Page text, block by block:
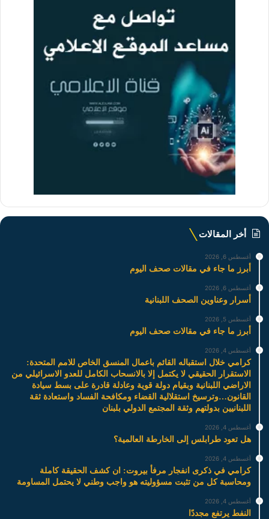
أخر المقالات
أغسطس 6, 2026
أبرز ما جاء في مقالات صحف اليوم
أغسطس 6, 2026
أسرار وعناوين الصحف اللبنانية
أغسطس 5, 2026
أبرز ما جاء في مقالات صحف اليوم
أغسطس 4, 2026
كرامي خلال استقباله القائم باعمال المنسق الخاص للامم المتحدة:
الاستقرار الحقيقي لا يكتمل إلا بالانسحاب الكامل للعدو الاسرائيلي من
الاراضي اللبنانية وبقيام دولة قوية وعادلة قادرة على بسط سيادة
القانون…وترسيخ استقلالية القضاء ومكافحة الفساد واستعادة ثقة
اللبنانيين بدولتهم وثقة المجتمع الدولي بلبنان
أغسطس 4, 2026
هل تعود طرابلس إلى الخارطة العالمية؟
أغسطس 4, 2026
كرامي في ذكرى انفجار مرفأ بيروت: ان كشف الحقيقة كاملة
ومحاسبة كل من تثبت مسؤوليته هو واجب وطني لا يحتمل المساومة
أغسطس 4, 2026
النفط يرتفع مجددًا